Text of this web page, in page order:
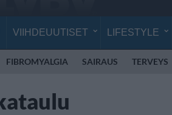
VIIHDEUUTISET LIFESTYLE
FIBROMYALGIA SAIRAUS TERVEYS